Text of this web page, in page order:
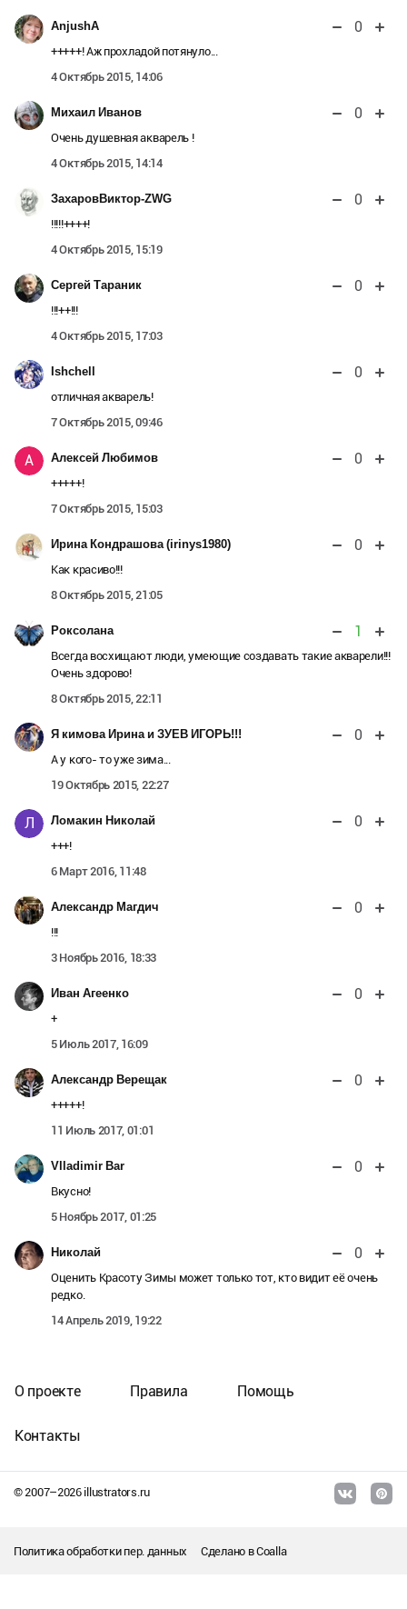
AnjushA 0
+++++! Аж прохладой потянуло...
4 Октябрь 2015, 14:06
Михаил Иванов 0
Очень душевная акварель !
4 Октябрь 2015, 14:14
ЗахаровВиктор-ZWG 0
!!!!!++++!
4 Октябрь 2015, 15:19
Сергей Тараник 0
!!!++!!!
4 Октябрь 2015, 17:03
Ishchell 0
отличная акварель!
7 Октябрь 2015, 09:46
А Алексей Любимов 0
+++++!
7 Октябрь 2015, 15:03
Ирина Кондрашова (irinys1980) 0
Как красиво!!!
8 Октябрь 2015, 21:05
Роксолана 1
Всегда восхищают люди, умеющие создавать такие акварели!!!
Очень здорово!
8 Октябрь 2015, 22:11
Я кимова Ирина и ЗУЕВ ИГОРЬ!!! 0
А у кого- то уже зима...
19 Октябрь 2015, 22:27
Л Ломакин Николай 0
+++!
6 Март 2016, 11:48
Александр Магдич 0
!!!
3 Ноябрь 2016, 18:33
Иван Агеенко 0
+
5 Июль 2017, 16:09
Александр Верещак 0
+++++!
11 Июль 2017, 01:01
Vlladimir Bar 0
Вкусно!
5 Ноябрь 2017, 01:25
Николай 0
Оценить Красоту Зимы может только тот, кто видит её очень
редко.
14 Апрель 2019, 19:22
© 2007–2026illustrators.ru
О проекте Правила Помощь
Контакты
Политика обработки пер. данных Сделано вCoalla